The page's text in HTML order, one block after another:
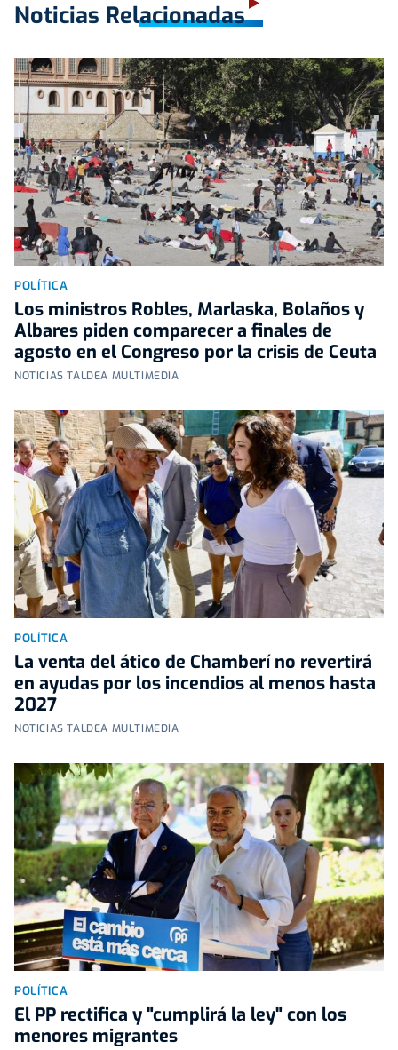
Noticias Relacionadas
POLÍTICA
Los ministros Robles, Marlaska, Bolaños y
Albares piden comparecer a finales de
agosto en el Congreso por la crisis de Ceuta
NOTICIAS TALDEA MULTIMEDIA
POLÍTICA
La venta del ático de Chamberí no revertirá
en ayudas por los incendios al menos hasta
2027
NOTICIAS TALDEA MULTIMEDIA
POLÍTICA
El PP rectifica y "cumplirá la ley" con los
menores migrantes